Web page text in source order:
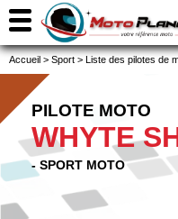
Accueil > Sport > Liste des pilotes de
PILOTE MOTO
WHYTE
- SPORT MOTO